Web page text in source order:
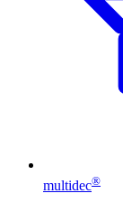
multidec®